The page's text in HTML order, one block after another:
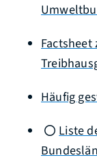
Häufig
Liste